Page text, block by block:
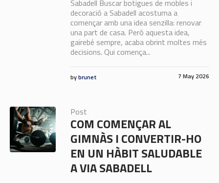
Sabadell Buscar botigues de mobles i
decoració a Sabadell acostuma a
començar amb una idea senzilla: renovar
una part de casa. Però aquesta idea,
gairebé sempre, acaba obrint moltes més
decisions. Qui comença...
7 May 2026
bybrunet
Post
COM COMENÇAR AL
GIMNÀS I CONVERTIR-HO
EN UN HÀBIT SALUDABLE
A VIA SABADELL